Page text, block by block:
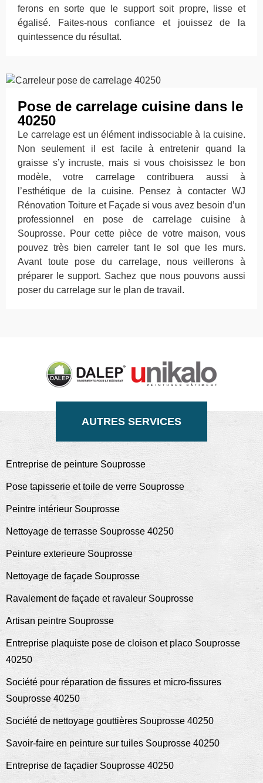
ferons en sorte que le support soit propre, lisse et
égalisé. Faites-nous confiance et jouissez de la
quintessence du résultat.
Pose de carrelage cuisine dans le
40250
Le carrelage est un élément indissociable à la cuisine.
Non seulement il est facile à entretenir quand la
graisse s’y incruste, mais si vous choisissez le bon
modèle, votre carrelage contribuera aussi à
l’esthétique de la cuisine. Pensez à contacter WJ
Rénovation Toiture et Façade si vous avez besoin d’un
professionnel en pose de carrelage cuisine à
Souprosse. Pour cette pièce de votre maison, vous
pouvez très bien carreler tant le sol que les murs.
Avant toute pose du carrelage, nous veillerons à
préparer le support. Sachez que nous pouvons aussi
poser du carrelage sur le plan de travail.
AUTRES SERVICES
Entreprise de peinture Souprosse
Pose tapisserie et toile de verre Souprosse
Peintre intérieur Souprosse
Nettoyage de terrasse Souprosse 40250
Peinture exterieure Souprosse
Nettoyage de façade Souprosse
Ravalement de façade et ravaleur Souprosse
Artisan peintre Souprosse
Entreprise plaquiste pose de cloison et placo Souprosse
40250
Société pour réparation de fissures et micro-fissures
Souprosse 40250
Société de nettoyage gouttières Souprosse 40250
Savoir-faire en peinture sur tuiles Souprosse 40250
Entreprise de façadier Souprosse 40250